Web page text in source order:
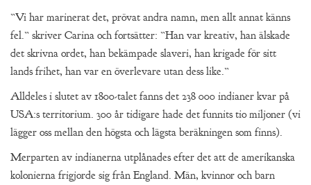
”Vi har marinerat det, prövat andra namn, men allt annat känns
fel.” skriver Carina och fortsätter: ”Han var kreativ, han älskade
det skrivna ordet, han bekämpade slaveri, han krigade för sitt
lands frihet, han var en överlevare utan dess like.”
Alldeles i slutet av 1800-talet fanns det 238 000 indianer kvar på
USA:s territorium. 300 år tidigare hade det funnits tio miljoner (vi
lägger oss mellan den högsta och lägsta beräkningen som finns).
Merparten av indianerna utplånades efter det att de amerikanska
kolonierna frigjorde sig från England. Män, kvinnor och barn